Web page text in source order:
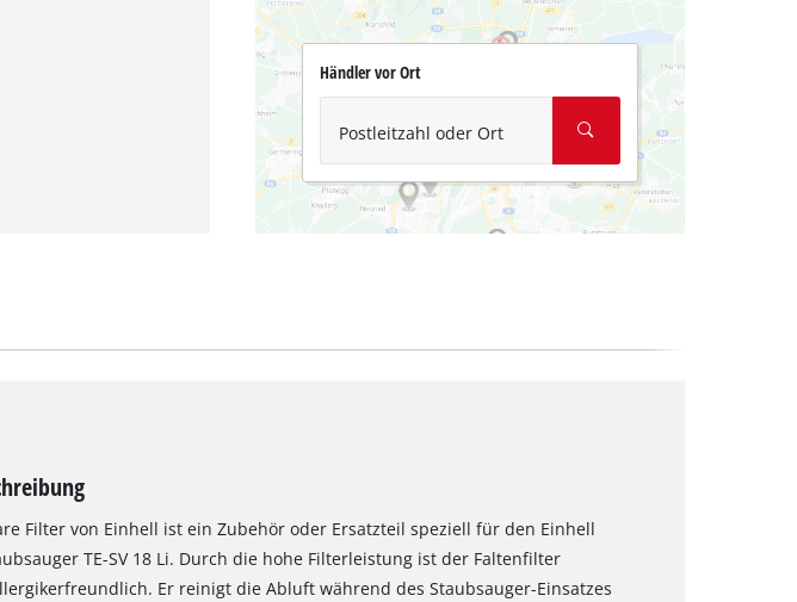
Händler vor Ort
Postleitzahl oder Ort
Filter von Einhell ist ein Zubehör oder Ersatzteil speziell für den Einhell
TE-SV 18 Li. Durch die hohe Filterleistung ist der Faltenfilter
Er reinigt die Abluft während des Staubsauger-Einsatzes